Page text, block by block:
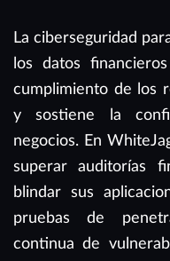
La ciberseguridad
los datos
cumplimiento de los
y sostiene la
negocios. En
superar auditorías
blindar sus
pruebas de
continua de